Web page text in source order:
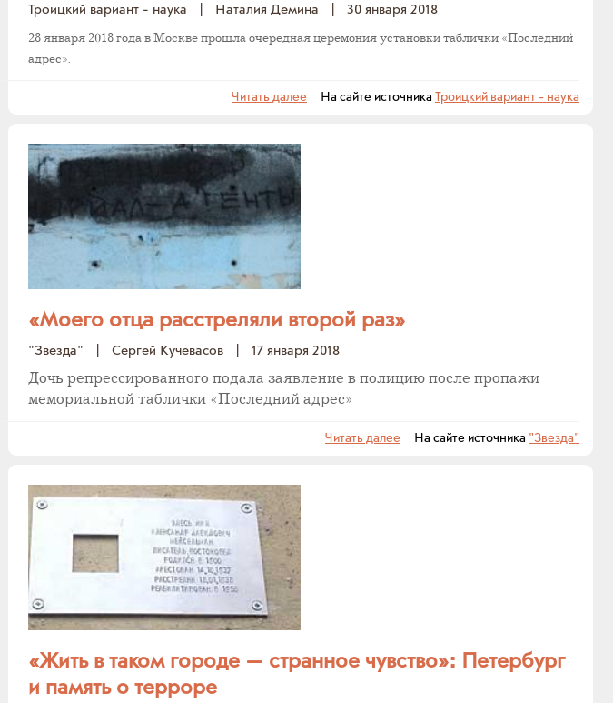
Троицкий вариант - наука Наталия Демина 30 января 2018
28 января 2018 года в Москве прошла очередная церемония установки таблички «Последний
адрес».
Читать далее На сайте источника Троицкий вариант - наука
«Моего отца расстреляли второй раз»
"Звезда" Сергей Кучевасов
17 января 2018
Дочь репрессированного подала заявление в полицию после пропажи
мемориальной таблички «Последний адрес»
Читать далее На сайте источника "Звезда"
«Жить в таком городе — странное чувство»: Петербург
и память о терроре